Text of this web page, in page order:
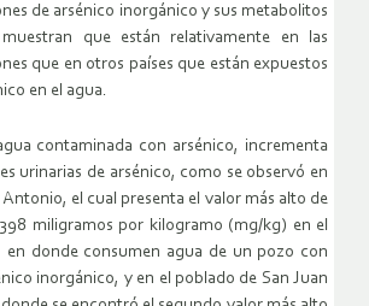
de arsénico inorgánico y sus metabolitos
que están relativamente en las
que en otros países que están expuestos
en el agua.
contaminada con arsénico, incrementa
urinarias de arsénico, como se observó en
el cual presenta el valor más alto de
miligramos por kilogramo (mg/kg) en el
en donde consumen agua de un pozo con
inorgánico, y en el poblado de San Juan